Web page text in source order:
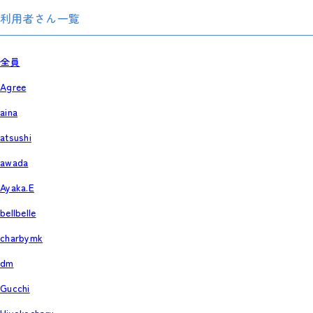
利用者さん一覧
全員
Agree
aina
atsushi
awada
Ayaka.E
bellbelle
charbymk
dm
Gucchi